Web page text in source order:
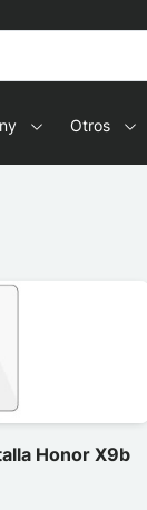
Otros
Honor X9b